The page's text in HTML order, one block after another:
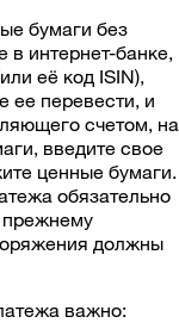
бумаги без
в интернет-банке,
её код ISIN),
ее перевести, и
счетом, на
введите свое
ценные бумаги.
обязательно
прежнему
должны
важно: